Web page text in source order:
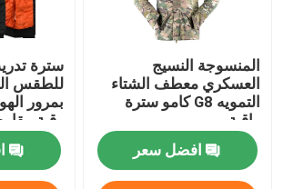
المنسوجة النسيج
العسكري معطف الشتاء
التمويه G8 كامو سترة
واقية
افضل سعر
سترة
للطقس
بمرور
رقبة